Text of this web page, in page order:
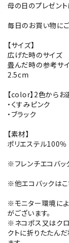
母の日のプレゼン
毎日のお買い物に
【サイズ】
広げた時のサイ
畳んだ時の参考
2.5cm
【color】2色からお
・くすみピンク
・ブラック
【素材】
ポリエステル100％
※フレンチエコバッ
※他エコバックは
※モニター環境に
がございます。
※ネコポス又はク
クトに折りたたん